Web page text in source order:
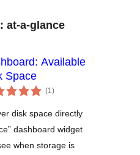
at-a-glance
Available
Space
(1vērtējumu
kopsumma
)
disk space directly
dashboard widget
when storage is